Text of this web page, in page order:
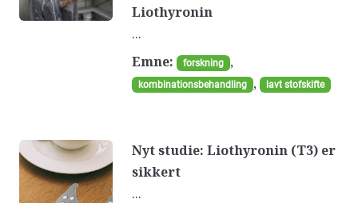
Liothyronin
...
Emne:
forskning ,
kombinationsbehandling , lavt stofskifte
Nyt studie: Liothyronin (T3) er
sikkert
...